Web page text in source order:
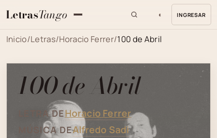
LetrasTango ◐ INGRESAR
Inicio/Letras/Horacio Ferrer/100 de Abril
100 de Abril
LETRA DEHoracio Ferrer
MÚSICA DEAlfredo Sadi